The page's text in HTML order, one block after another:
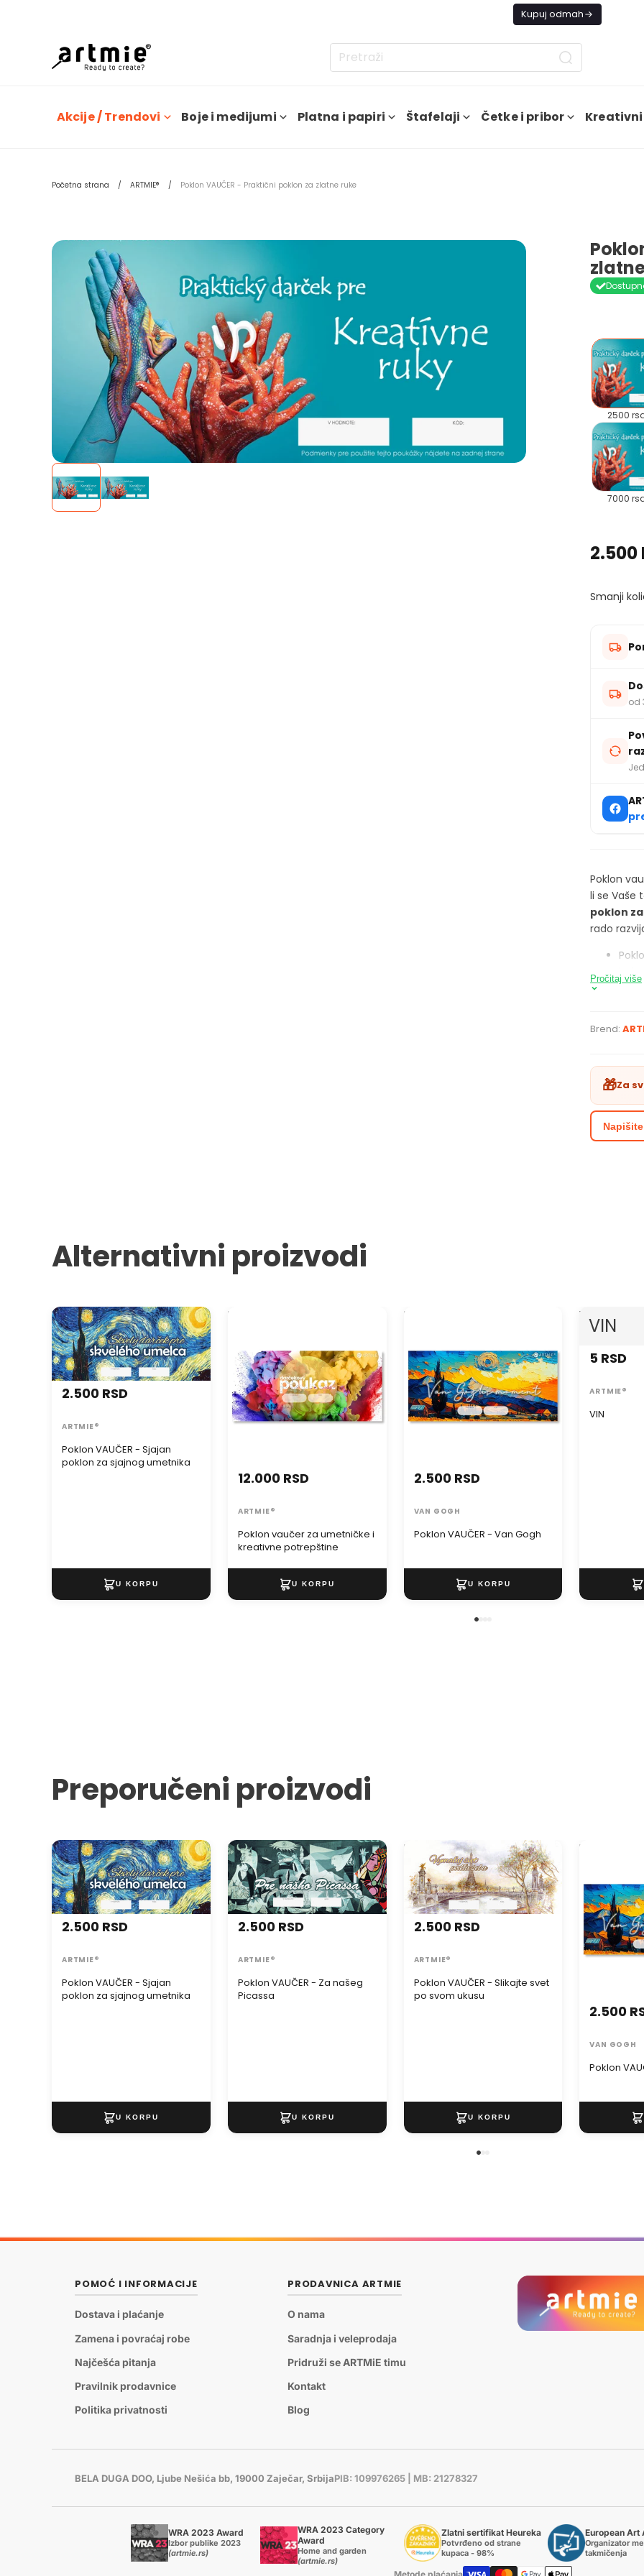
Kupuj odmah
Akcije / Trendovi Boje i medijumi Platna i papiri Štafelaji Četke i pribor
Početna strana ARTMIE® Poklon VAUČER - Praktični poklon za zlatne ruke
2500
7000
2.500
Smanji
od
Poklon
li se Vaše
poklon
rado
Pročitaj više
Brend:
🎁Za
Alternativni proizvodi
Poklon VAUČER - Sjajan poklon
za sjajnog umetnika
Poklon VAUČER - Sjajan
poklon za sjajnog umetnika
2.500 RSD
ARTMIE®
Poklon vaučer za umetničke i
Poklon vaučer za umetničke i
kreativne potrepštine
12.000 RSD
ARTMIE®
Poklon VAUČER - Van Gogh
Poklon VAUČER - Van Gogh
2.500 RSD
VAN GOGH
VINVIN
VIN
5 RSD
ARTMIE®
Preporučeni proizvodi
Poklon VAUČER - Sjajan poklon
za sjajnog umetnika
Poklon VAUČER - Sjajan
poklon za sjajnog umetnika
2.500 RSD
ARTMIE®
Poklon VAUČER - Za našeg
Picassa
Poklon VAUČER - Za našeg
Picassa
2.500 RSD
ARTMIE®
Poklon VAUČER - Slikajte svet
po svom ukusu
Poklon VAUČER - Slikajte svet
po svom ukusu
2.500 RSD
ARTMIE®
Poklon
Poklon
2.500
VAN GOGH
POMOĆ I INFORMACIJE
Dostava i plaćanje
Zamena i povraćaj robe
Najčešća pitanja
Pravilnik prodavnice
Politika privatnosti
PRODAVNICA ARTMIE
O nama
Saradnja i veleprodaja
Pridruži se ARTMiE timu
Kontakt
Blog
BELA DUGA DOO, Ljube Nešića bb, 19000 Zaječar, SrbijaPIB: 109976265 | MB: 21278327
WRA 2023 Award
Izbor publike 2023
(artmie.rs)
WRA 2023 Category
Award
Home and garden
(artmie.rs)
Zlatni sertifikat Heureka
Potvrđeno od strane
kupaca - 98%
European Art
Organizator
takmičenja